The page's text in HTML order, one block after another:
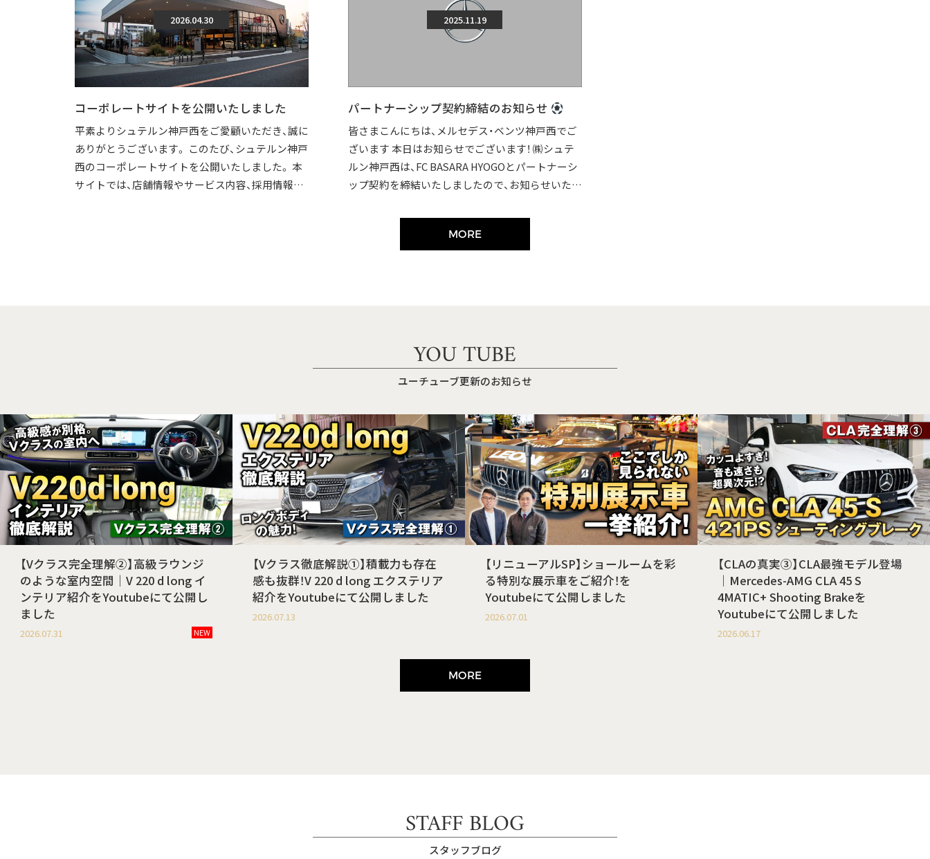
2026.04.30
コーポレートサイトを公開いたしました
平素よりシュテルン神戸西をご愛顧いただき、誠に
ありがとうございます。 このたび、シュテルン神戸
西のコーポレートサイトを公開いたしました。 本
サイトでは、店舗情報やサービス内容、採用情報な
2025.11.19
パートナーシップ契約締結のお知らせ
皆さまこんにちは、メルセデス・ベンツ神戸西でご
ざいます 本日はお知らせでございます！ ㈱シュテ
ルン神戸西は、FC BASARA HYOGOとパートナーシ
ップ契約を締結いたしましたので、お知らせいたし
MORE
YOU TUBE
ユーチューブ更新のお知らせ
【Vクラス完全理解②】高級ラウンジ
のような室内空間｜V 220 d long イ
ンテリア紹介をYoutubeにて公開し
ました
2026.07.31 NEW
【Vクラス徹底解説①】積載力も存在
感も抜群！V 220 d long エクステリア
紹介をYoutubeにて公開しました
2026.07.13
【リニューアルSP】ショールームを彩
る特別な展示車をご紹介！を
Youtubeにて公開しました
2026.07.01
【CLAの真実③】CLA最強モデル登場
｜Mercedes-AMG CLA 45 S
4MATIC+ Shooting Brakeを
Youtubeにて公開しました
2026.06.17
MORE
STAFF BLOG
スタッフブログ